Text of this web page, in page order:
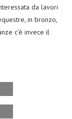
da lavori
in bronzo,
c’è invece il